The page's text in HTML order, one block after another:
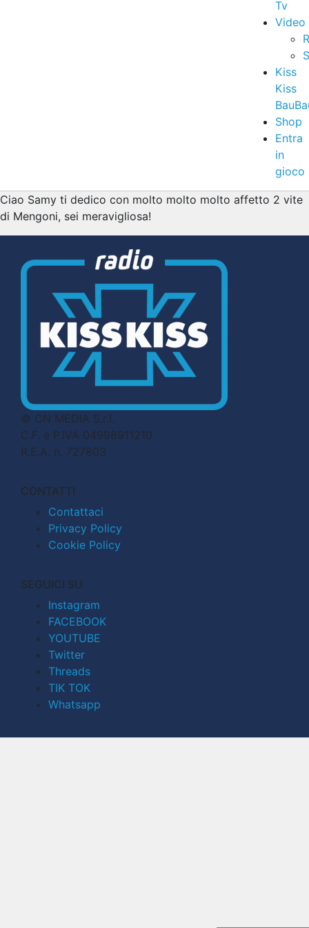
Tv
Video
Kiss
Kiss
Shop
Entra
in
gioco
Ciao Samy ti dedico con molto molto molto affetto 2 vite
di Mengoni, sei meravigliosa!
© CN MEDIA S.r.l.
C.F. e P.IVA 04998911210
R.E.A. n. 727803
CONTATTI
Contattaci
Privacy Policy
Cookie Policy
SEGUICI SU
Instagram
FACEBOOK
YOUTUBE
Twitter
Threads
TIK TOK
Whatsapp